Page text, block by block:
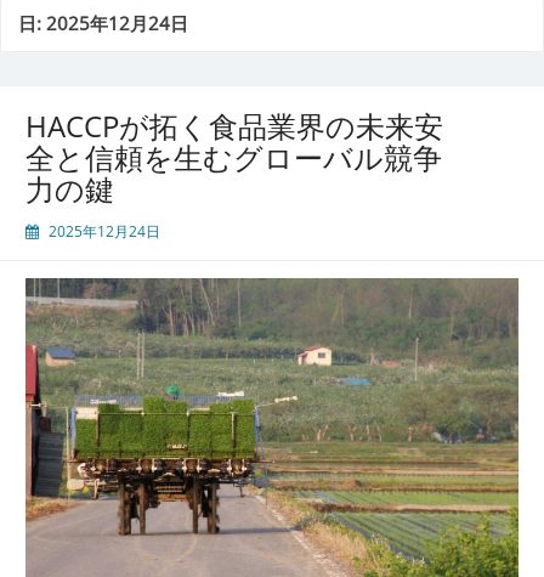
日:2025年12月24日
HACCPが拓く食品業界の未来安
全と信頼を生むグローバル競争
力の鍵
2025年12月24日